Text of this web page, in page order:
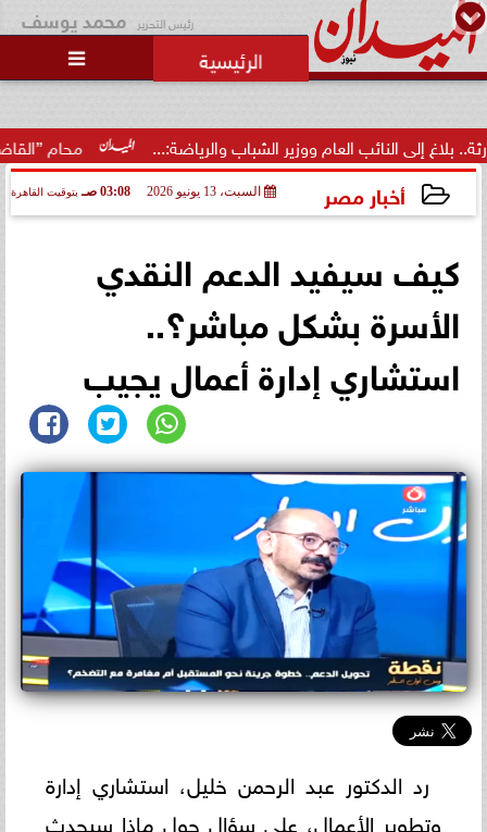
رئيس التحرير محمد يوسف

محام ”القاضي المزيف”: سنطالب ووزير الشباب والرياضة:...
أخبار مصر السبت، 13 يونيو 2026 03:08 صـ بتوقيت القاهرة
كيف سيفيد الدعم النقدي
الأسرة بشكل مباشر؟..
استشاري إدارة أعمال يجيب
رد الدكتور عبد الرحمن خليل، استشاري إدارة
وتطوير الأعمال، على سؤال حول ماذا سيحدث
وزارة الداخلية تفتح باب التقديم
لحج القرعة 2027.. اعرف الشروط